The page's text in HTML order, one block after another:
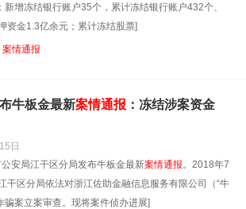
增冻结银行账户35个，累计冻结银行账户432个、
资金1.3亿余元；累计冻结股票]
案情通报
牛板金最新案情通报 ：冻结涉案资金
日
安局江干区分局发布牛板金最新案情通报。2018年7
干区分局依法对浙江佐助金融信息服务有限公司（“牛
骗案立案审查。现将案件侦办进展]